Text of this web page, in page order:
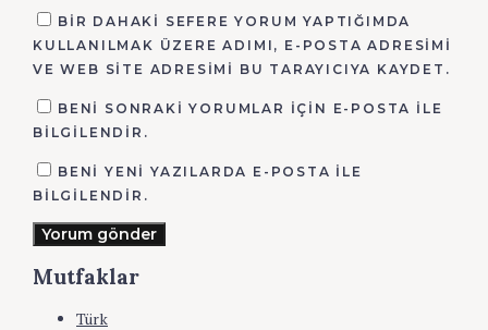
BIR DAHAKI SEFERE YORUM YAPTIĞIMDA
KULLANILMAK ÜZERE ADIMI, E-POSTA ADRESIMI
VE WEB SITE ADRESIMI BU TARAYICIYA KAYDET.
BENI SONRAKI YORUMLAR IÇIN E-POSTA ILE
BILGILENDIR.
BENI YENI YAZILARDA E-POSTA ILE
BILGILENDIR.
Yorum gönder
Mutfaklar
Türk